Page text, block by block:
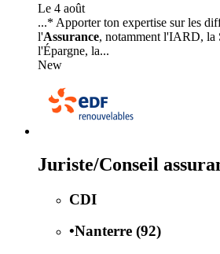
Le 4 août
...* Apporter ton expertise sur les
l'Assurance, notamment l'IARD, la
l'Épargne, la...
New
Juriste/Conseil
CDI
•Nanterre (92)